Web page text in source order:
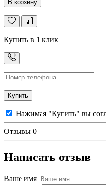
В корзину
Купить в 1 клик
Купить
Нажимая "Купить" вы
Отзывы 0
Написать отзыв
Ваше имя